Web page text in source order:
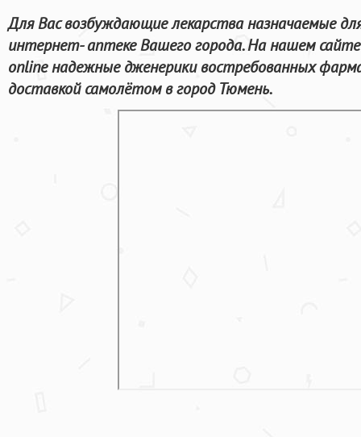
Для Вас возбуждающие лекарства назначаемые
интернет- аптеке Вашего города. На нашем
online надежные дженерики востребованных
доставкой самолётом в город Тюмень.